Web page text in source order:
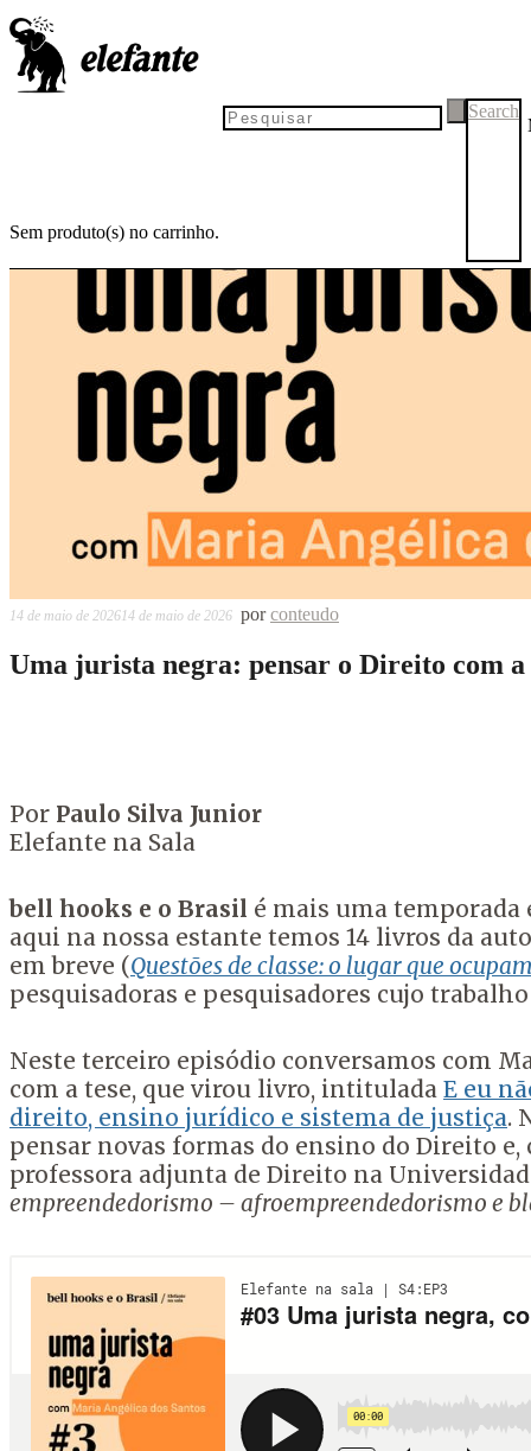
Sem produto(s) no carrinho.
Search
14 de maio de 202614 de maio de 2026 porconteudo
Uma jurista negra: pensar o Direito com a
Por Paulo Silva Junior
Elefante na Sala
bell hooks e o Brasil é mais uma temporada
aqui na nossa estante temos 14 livros da
em breve (Questões de classe: o lugar que
pesquisadoras e pesquisadores cujo
Neste terceiro episódio conversamos com
com a tese, que virou livro, intitulada E eu
direito, ensino jurídico e sistema de justiça.
pensar novas formas do ensino do Direito
professora adjunta de Direito na
empreendedorismo – afroempreendedorismo e